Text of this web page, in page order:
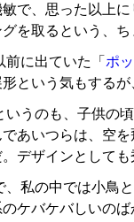
敏で、思った以上
グを取るという、
前に出ていた「 ポ
という気もするが
いうのも、子供の
であいつらは、空
。デザインとしても
、私の中では小鳥
のケバケバしいの